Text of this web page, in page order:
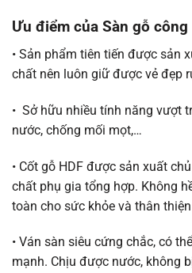
Ưu điểm của Sàn gỗ
• Sản phẩm tiên tiến được sản
chất nên luôn giữ được vẻ đẹp
• Sở hữu nhiều tính năng vượt
nước, chống mối mọt,…
• Cốt gỗ HDF được sản xuất
chất phụ gia tổng hợp. Không
toàn cho sức khỏe và thân
• Ván sàn siêu cứng chắc, có
mạnh. Chịu được nước, không